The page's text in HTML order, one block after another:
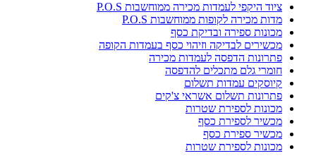
ציוד היקפי לעמדות מכירה ממוחשבות P.O.S
מדות מכירה לקופות ממוחשבות P.O.S
מכונות ספירה ובדיקת כסף
מכשירים לבדיקה וזיהוי כסף בעמדות הקופה
פתרונות הדפסה לעמדות מכירה
חומרי גלם מתכלים להדפסה
קיוסקים עמדות תשלום
פתרונות תשלום אשראי צ'קים
מכונות לספירת שטרות
מכשיר לספירת כסף
מכשיר ספירת כסף
מכונות לספירת שטרות